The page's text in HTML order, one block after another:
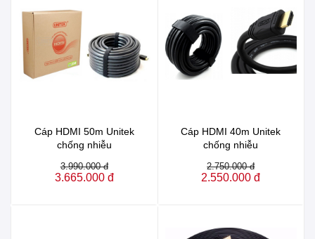
Cáp HDMI 50m Unitek
chống nhiễu
3.990.000 đ
3.665.000 đ
Cáp HDMI 40m Unitek
chống nhiễu
2.750.000 đ
2.550.000 đ